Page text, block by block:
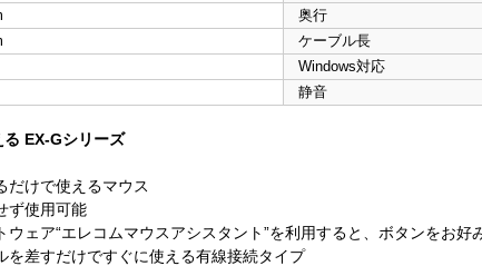
奥行
ケーブル長
Windows対応
静音
EX-Gシリーズ
けで使えるマウス
ず使用可能
ェア“エレコムマウスアシスタント”を利用すると、ボタンをお好
差すだけですぐに使える有線接続タイプ